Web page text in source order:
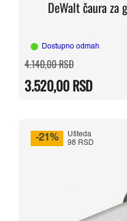
DeWalt čaura za
Dostupno odmah
4.140,00RSDOriginalna
cena
bila:
4.140,00 RSD.
3.520,00RSD
Trenutna
cena
3.520,00 RSD.
-21%
Ušteda
98 RSD